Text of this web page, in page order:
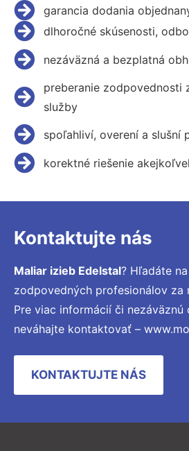
garancia dodania
dlhoročné skúsenosti,
nezáväzná a bezplatná
preberanie zodpovednosti
služby
spoľahliví, overení a slušní
korektné riešenie
Kontaktujte nás
Maliar izieb Edelstal? Hľadáte
zodpovedných profesionálov za
Pre viac informácií či nezáväznú
neváhajte kontaktovať –
KONTAKTUJTE NÁS